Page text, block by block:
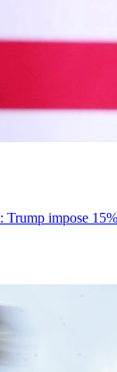
Trump impose